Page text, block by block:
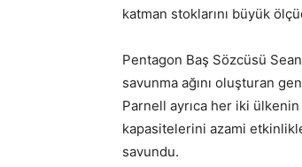
katman stoklarını büyük
Pentagon Baş Sözcüsü
savunma ağını oluşturan
Parnell ayrıca her iki
kapasitelerini azami
savundu.